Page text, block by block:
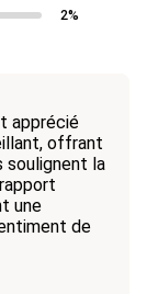
2%
apprécié
offrant
soulignent la
une
de